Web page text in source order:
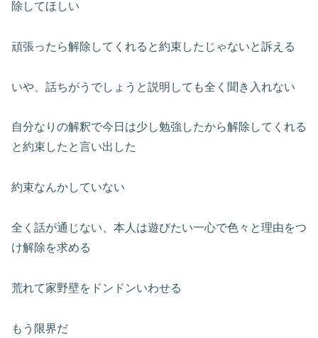
除してほしい
頑張ったら解除してくれると約束したじゃないと訴える
いや、話ちがうでしょうと説明しても全く聞き入れない
自分なりの解釈で今日は少し勉強したから解除してくれる
と約束したと言い出した
約束なんかしていない
全く話が通じない、本人は遊びたい一心で色々と理由をつ
け解除を求める
荒れて家野壁をドンドンいわせる
もう限界だ